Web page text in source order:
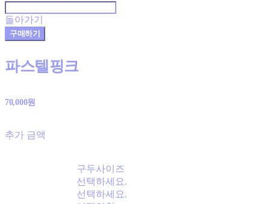
돌아가기
구매하기
파스텔핑크
70,000원
추가 금액
구두사이즈
선택하세요.
선택하세요.